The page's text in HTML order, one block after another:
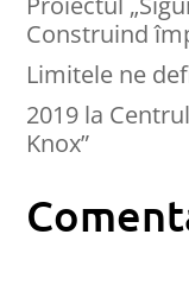
Construind
Limitele ne
2019 la
Knox”